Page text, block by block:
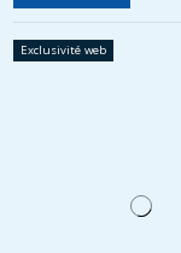
Exclusivité web